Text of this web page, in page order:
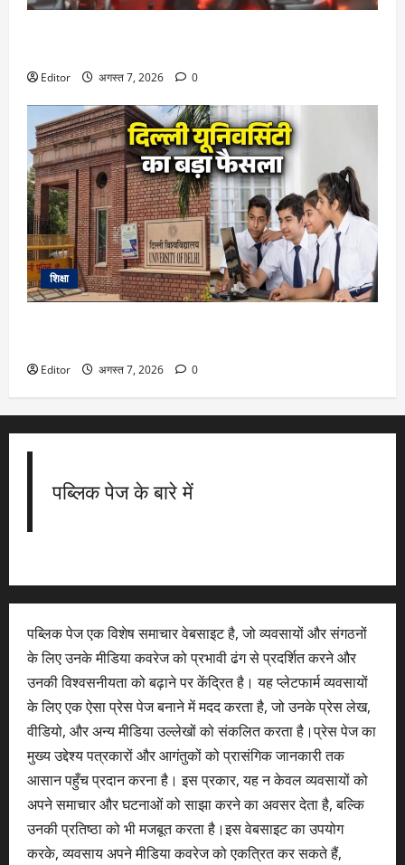
Editor अगस्त 7, 2026 0
शिक्षा
Editor अगस्त 7, 2026 0
पब्लिक पेज के बारे में
पब्लिक पेज एक विशेष समाचार वेबसाइट है, जो व्यवसायों और संगठनों
के लिए उनके मीडिया कवरेज को प्रभावी ढंग से प्रदर्शित करने और
उनकी विश्वसनीयता को बढ़ाने पर केंद्रित है। यह प्लेटफार्म व्यवसायों
के लिए एक ऐसा प्रेस पेज बनाने में मदद करता है, जो उनके प्रेस लेख,
वीडियो, और अन्य मीडिया उल्लेखों को संकलित करता है।प्रेस पेज का
मुख्य उद्देश्य पत्रकारों और आगंतुकों को प्रासंगिक जानकारी तक
आसान पहुँच प्रदान करना है। इस प्रकार, यह न केवल व्यवसायों को
अपने समाचार और घटनाओं को साझा करने का अवसर देता है, बल्कि
उनकी प्रतिष्ठा को भी मजबूत करता है।इस वेबसाइट का उपयोग
करके, व्यवसाय अपने मीडिया कवरेज को एकत्रित कर सकते हैं,